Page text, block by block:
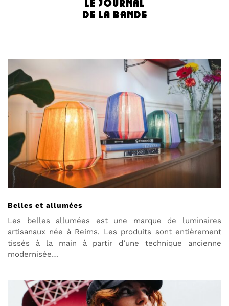
le journal
de la bande
Belles et allumées
Les belles allumées est une marque de luminaires
artisanaux née à Reims. Les produits sont entièrement
tissés à la main à partir d’une technique ancienne
modernisée…